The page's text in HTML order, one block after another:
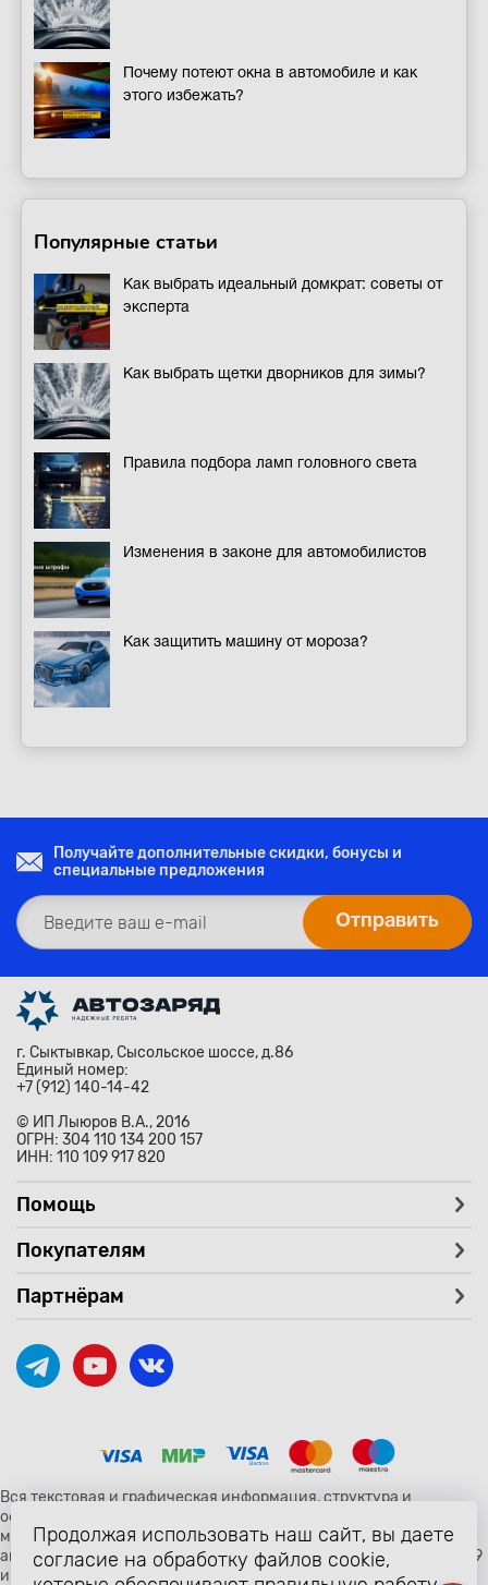
Почему потеют окна в автомобиле и как
этого избежать?
Популярные статьи
Как выбрать идеальный домкрат: советы от
эксперта
Как выбрать щетки дворников для зимы?
Правила подбора ламп головного света
Изменения в законе для автомобилистов
Как защитить машину от мороза?
Получайте дополнительные скидки, бонусы и
специальные предложения
г. Сыктывкар, Сысольское шоссе, д.86
Единый номер:
+7 (912) 140-14-42
© ИП Лыюров В.А., 2016
ОГРН: 304 110 134 200 157
ИНН: 110 109 917 820
Помощь
Покупателям
Партнёрам
Вся текстовая и графическая информация, структура и
оформление страницы avtozaryad.ru защищены российскими и
международными законами и соглашениями об охране
авторских прав и интеллектуальной собственности (статьи 1259
и 1260 главы 70 «Авторское право» Гражданского Кодекса
Продолжая использовать наш сайт, вы даете
согласие на обработку файлов cookie,